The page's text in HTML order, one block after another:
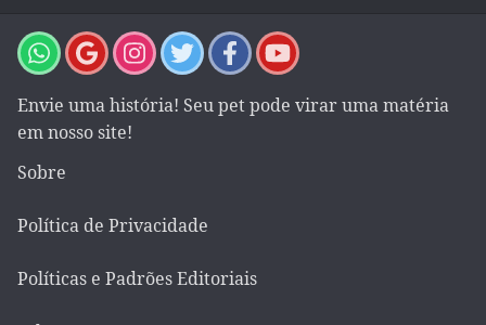
Envie uma história! Seu pet pode virar uma matéria
em nosso site!
Sobre
Política de Privacidade
Políticas e Padrões Editoriais